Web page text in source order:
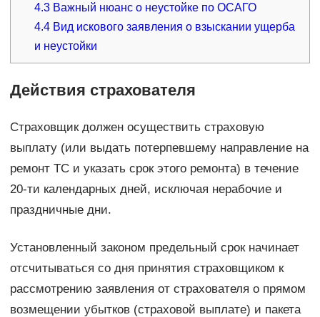
4.3 Важный нюанс о неустойке по ОСАГО
4.4 Вид искового заявления о взыскании ущерба
и неустойки
Действия страхователя
Страховщик должен осуществить страховую
выплату (или выдать потерпевшему направление на
ремонт ТС и указать срок этого ремонта) в течение
20-ти календарных дней, исключая нерабочие и
праздничные дни.
Установленный законом предельный срок начинает
отсчитываться со дня принятия страховщиком к
рассмотрению заявления от страхователя о прямом
возмещении убытков (страховой выплате) и пакета